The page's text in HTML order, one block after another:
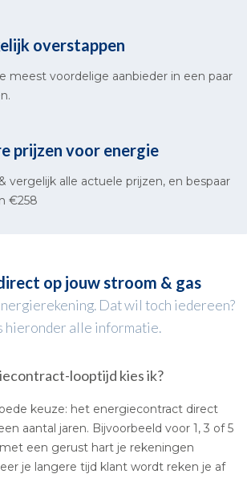
overstappen
meest voordelige aanbieder in een paar
prijzen voor energie
vergelijk alle actuele prijzen, en bespaar
€258
op jouw stroom & gas
Dat wil toch iedereen?
hieronder alle informatie.
looptijd kies ik?
keuze: het energiecontract direct
aantal jaren. Bijvoorbeeld voor 1, 3 of 5
een gerust hart je rekeningen
je langere tijd klant wordt reken je af